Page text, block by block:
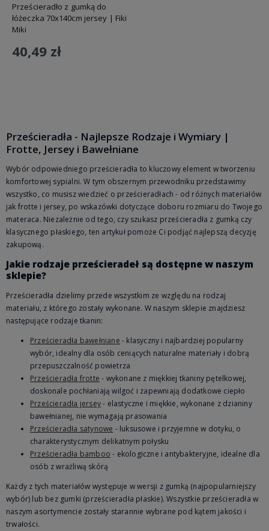
Prześcieradło z gumką do
łóżeczka 70x140cm jersey | Fiki
Miki
40,49 zł
Prześcieradła - Najlepsze Rodzaje i Wymiary |
Frotte, Jersey i Bawełniane
Wybór odpowiedniego prześcieradła to kluczowy element w tworzeniu
komfortowej sypialni. W tym obszernym przewodniku przedstawimy
wszystko, co musisz wiedzieć o prześcieradłach - od różnych materiałów
jak frotte i jersey, po wskazówki dotyczące doboru rozmiaru do Twojego
materaca. Niezależnie od tego, czy szukasz prześcieradła z gumką czy
klasycznego płaskiego, ten artykuł pomoże Ci podjąć najlepszą decyzję
zakupową.
Jakie rodzaje prześcieradeł są dostępne w naszym
sklepie?
Prześcieradła dzielimy przede wszystkim ze względu na rodzaj
materiału, z którego zostały wykonane. W naszym sklepie znajdziesz
następujące rodzaje tkanin:
Prześcieradła bawełniane - klasyczny i najbardziej popularny
wybór, idealny dla osób ceniących naturalne materiały i dobrą
przepuszczalność powietrza
Prześcieradła frotte - wykonane z miękkiej tkaniny pętelkowej,
doskonale pochłaniają wilgoć i zapewniają dodatkowe ciepło
Prześcieradła jersey- elastyczne i miękkie, wykonane z dzianiny
bawełnianej, nie wymagają prasowania
Prześcieradła satynowe - luksusowe i przyjemne w dotyku, o
charakterystycznym delikatnym połysku
Prześcieradła bamboo - ekologiczne i antybakteryjne, idealne dla
osób z wrażliwą skórą
Każdy z tych materiałów występuje w wersji z gumką (najpopularniejszy
wybór) lub bez gumki (prześcieradła płaskie). Wszystkie prześcieradła w
naszym asortymencie zostały starannie wybrane pod kątem jakości i
trwałości.